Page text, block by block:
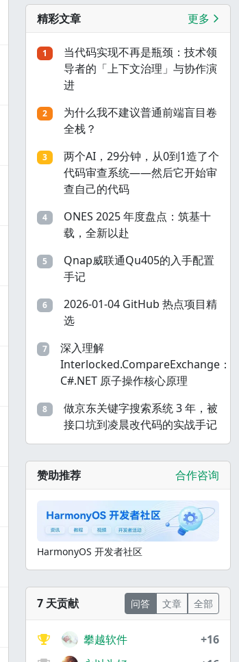
精彩文章 更多
1
当代码实现不再是瓶颈：技术领
导者的「上下文治理」与协作演
进
2
为什么我不建议普通前端盲目卷
全栈？
3
两个AI，29分钟，从0到1造了个
代码审查系统——然后它开始审
查自己的代码
4
ONES 2025 年度盘点：筑基十
载，全新以赴
5
Qnap威联通Qu405的入手配置
手记
6
2026-01-04 GitHub 热点项目精
选
7
深入理解
Interlocked.CompareExchange：
C#.NET 原子操作核心原理
8
做京东关键字搜索系统 3 年，被
接口坑到凌晨改代码的实战手记
赞助推荐 合作咨询
HarmonyOS 开发者社区
7 天贡献 问答 文章 全部
攀越软件
+16